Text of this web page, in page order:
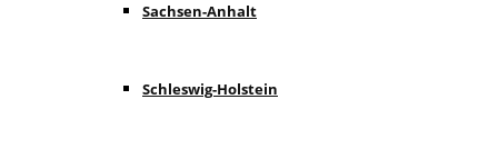
Sachsen-Anhalt
Schleswig-Holstein